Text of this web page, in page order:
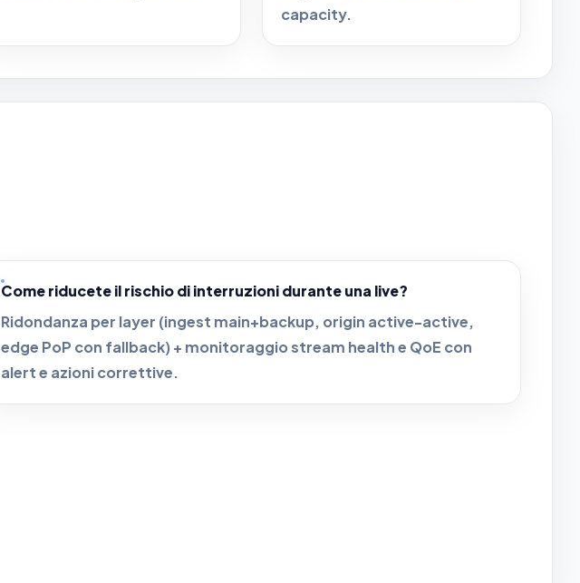
capacity.
Come riducete il rischio di interruzioni durante una live?
Ridondanza per layer (ingest main+backup, origin active-active,
edge PoP con fallback) + monitoraggio stream health e QoE con
alert e azioni correttive.